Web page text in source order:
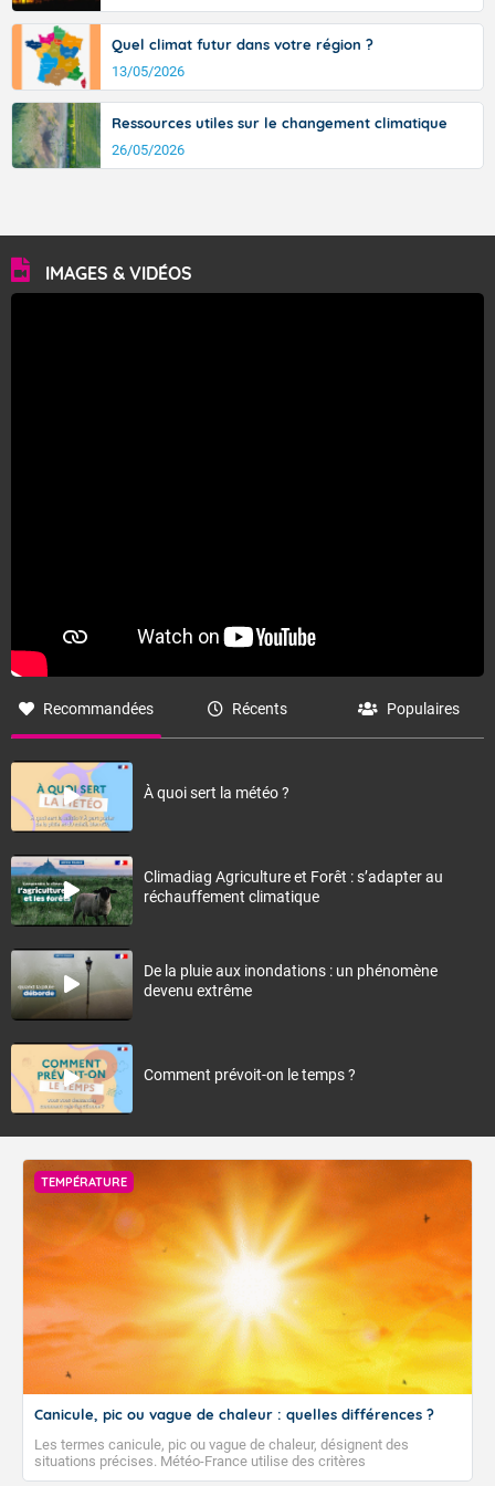
Quel climat futur dans votre région ?
13/05/2026
Ressources utiles sur le changement climatique
26/05/2026
IMAGES & VIDÉOS
Recommandées Récents Populaires
À quoi sert la météo ?
Climadiag Agriculture et Forêt : s’adapter au
réchauffement climatique
De la pluie aux inondations : un phénomène
devenu extrême
Comment prévoit-on le temps ?
TEMPÉRATURE
Canicule, pic ou vague de chaleur : quelles différences ?
Les termes canicule, pic ou vague de chaleur, désignent des
situations précises. Météo-France utilise des critères
climatologiques pour évaluer et qualifier les épisodes de chaleur qui